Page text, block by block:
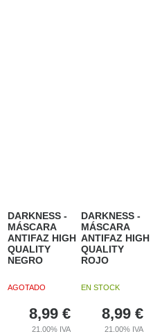
DARKNESS -
MÁSCARA
ANTIFAZ HIGH
QUALITY
NEGRO
AGOTADO
8,99 €
21.00% IVA
DARKNESS -
MÁSCARA
ANTIFAZ HIGH
QUALITY
ROJO
EN STOCK
8,99 €
21.00% IVA